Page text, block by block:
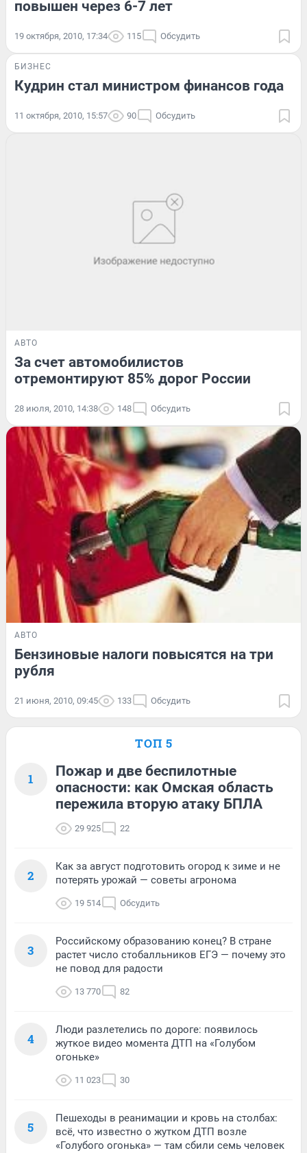
повышен через 6-7 лет
19 октября, 2010, 17:34 115 Обсудить
БИЗНЕС
Кудрин стал министром финансов года
11 октября, 2010, 15:57 90 Обсудить
АВТО
За счет автомобилистов
отремонтируют 85% дорог России
28 июля, 2010, 14:38 148 Обсудить
АВТО
Бензиновые налоги повысятся на три
рубля
21 июня, 2010, 09:45 133 Обсудить
ТОП 5
1
Пожар и две беспилотные
опасности: как Омская область
пережила вторую атаку БПЛА
29 925 22
2
Как за август подготовить огород к зиме и не
потерять урожай — советы агронома
19 514 Обсудить
3
Российскому образованию конец? В стране
растет число стобалльников ЕГЭ — почему это
не повод для радости
13 770 82
4
Люди разлетелись по дороге: появилось
жуткое видео момента ДТП на «Голубом
огоньке»
11 023 30
5
Пешеходы в реанимации и кровь на столбах:
всё, что известно о жутком ДТП возле
«Голубого огонька» — там сбили семь человек